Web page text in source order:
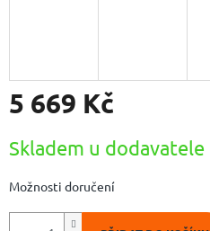
5 669 Kč
cena:
Skladem u dodavatele
Možnosti doručení